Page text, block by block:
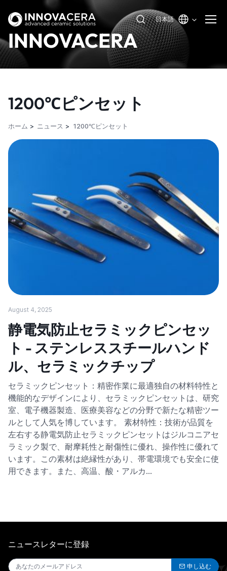
日本語
INNOVACERA
1200℃ピンセット
ホーム ニュース 1200℃ピンセット
August 4, 2025
静電気防止セラミックピンセッ
ト - ステンレススチールハンド
ル、セラミックチップ
セラミックピンセット：精密作業に最適独自の材料特性と
機能的なデザインにより、セラミックピンセットは、研究
室、電子機器製造、医療美容などの分野で新たな精密ツー
ルとして人気を博しています。 素材特性：技術が品質を
左右する静電気防止セラミックピンセットはジルコニアセ
ラミック製で、耐摩耗性と耐傷性に優れ、操作性に優れて
います。この素材は絶縁性があり、帯電環境でも安全に使
用できます。また、高温、酸・アルカ…
ニュースレターに登録
申し込む